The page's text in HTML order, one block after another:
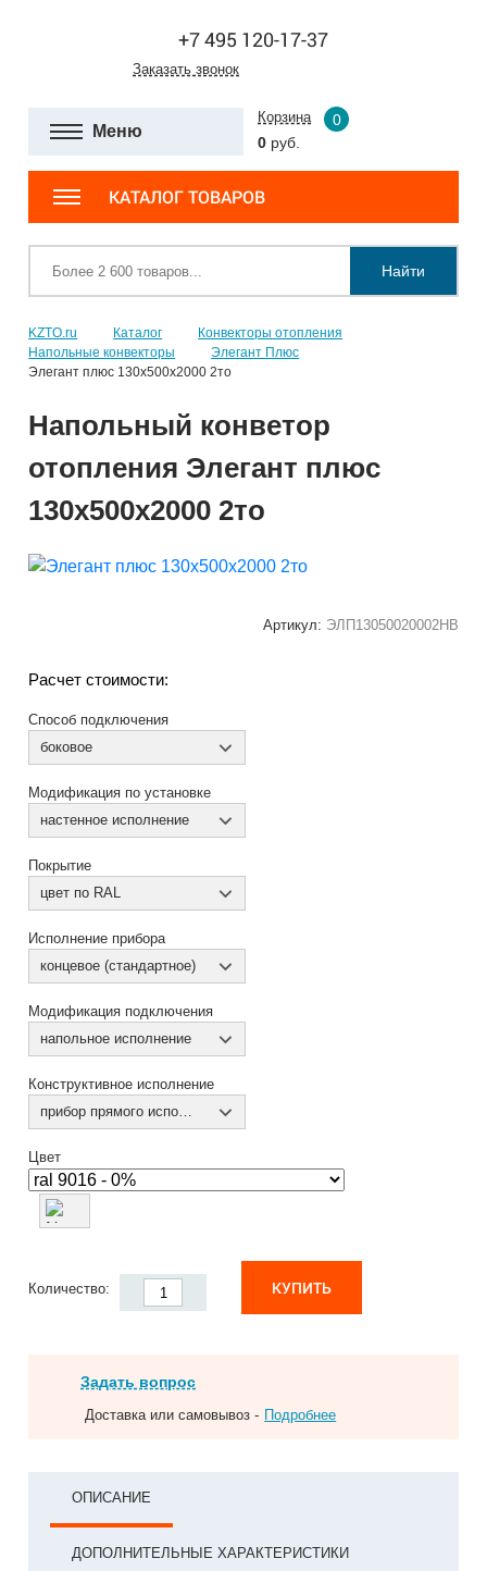
+7 495 120-17-37
Заказать звонок
Меню
Корзина
0
0 руб.
КАТАЛОГ ТОВАРОВ
Найти
KZTO.ru Каталог
Конвекторы отопления
Напольные конвекторы
Элегант Плюс
Элегант плюс 130x500x2000 2то
Напольный конветор
отопления Элегант плюс
130x500x2000 2то
Артикул: ЭЛП13050020002НВ
Расчет стоимости:
Способ подключения
боковое
Модификация по установке
настенное исполнение
Покрытие
цвет по RAL
Исполнение прибора
концевое (стандартное)
Модификация подключения
напольное исполнение
Конструктивное исполнение
прибор прямого исполнения
Цвет
Количество: КУПИТЬ
Задать вопрос
Доставка или самовывоз - Подробнее
ОПИСАНИЕ
ДОПОЛНИТЕЛЬНЫЕ ХАРАКТЕРИСТИКИ